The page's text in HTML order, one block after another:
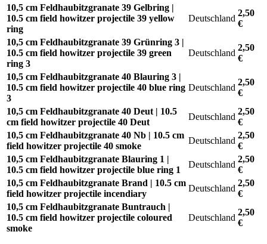
10,5 cm Feldhaubitzgranate 39 Gelbring |
10.5 cm field howitzer projectile 39 yellow
ring
Deutschland
2,50
€
10,5 cm Feldhaubitzgranate 39 Grünring 3 |
10.5 cm field howitzer projectile 39 green
ring 3
Deutschland
2,50
€
10,5 cm Feldhaubitzgranate 40 Blauring 3 |
10.5 cm field howitzer projectile 40 blue ring
3
Deutschland
2,50
€
10,5 cm Feldhaubitzgranate 40 Deut | 10.5
cm field howitzer projectile 40 Deut
Deutschland
2,50
€
10,5 cm Feldhaubitzgranate 40 Nb | 10.5 cm
field howitzer projectile 40 smoke
Deutschland
2,50
€
10,5 cm Feldhaubitzgranate Blauring 1 |
10.5 cm field howitzer projectile blue ring 1
Deutschland
2,50
€
10,5 cm Feldhaubitzgranate Brand | 10.5 cm
field howitzer projectile incendiary
Deutschland
2,50
€
10,5 cm Feldhaubitzgranate Buntrauch |
10.5 cm field howitzer projectile coloured
smoke
Deutschland
2,50
€